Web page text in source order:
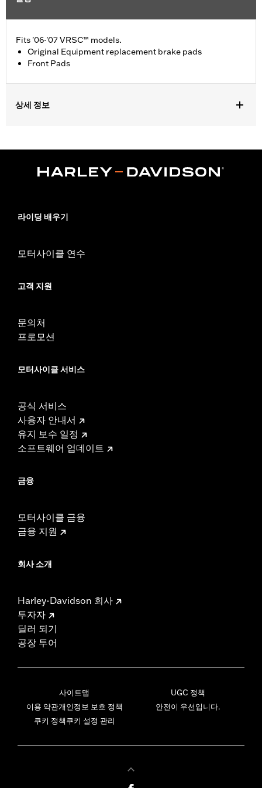
Fits '06-'07 VRSC™ models.
Original Equipment replacement brake pads
Front Pads
상세 정보
In the Box: One set of brake pads
라이딩 배우기
모터사이클 연수
고객 지원
문의처
프로모션
모터사이클 서비스
공식 서비스
사용자 안내서
유지 보수 일정
소프트웨어 업데이트
금융
모터사이클 금융
금융 지원
회사 소개
Harley-Davidson 회사
투자자
딜러 되기
공장 투어
사이트맵
이용 약관개인정보 보호 정책
쿠키 정책쿠키 설정 관리
UGC 정책
안전이 우선입니다.